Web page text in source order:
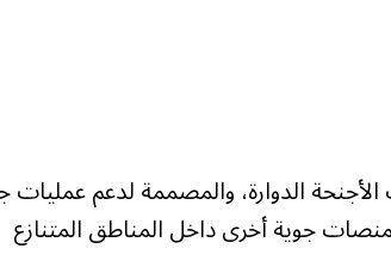
الدوارة، والمصممة لدعم عمليات
جوية أخرى داخل المناطق المتنازع